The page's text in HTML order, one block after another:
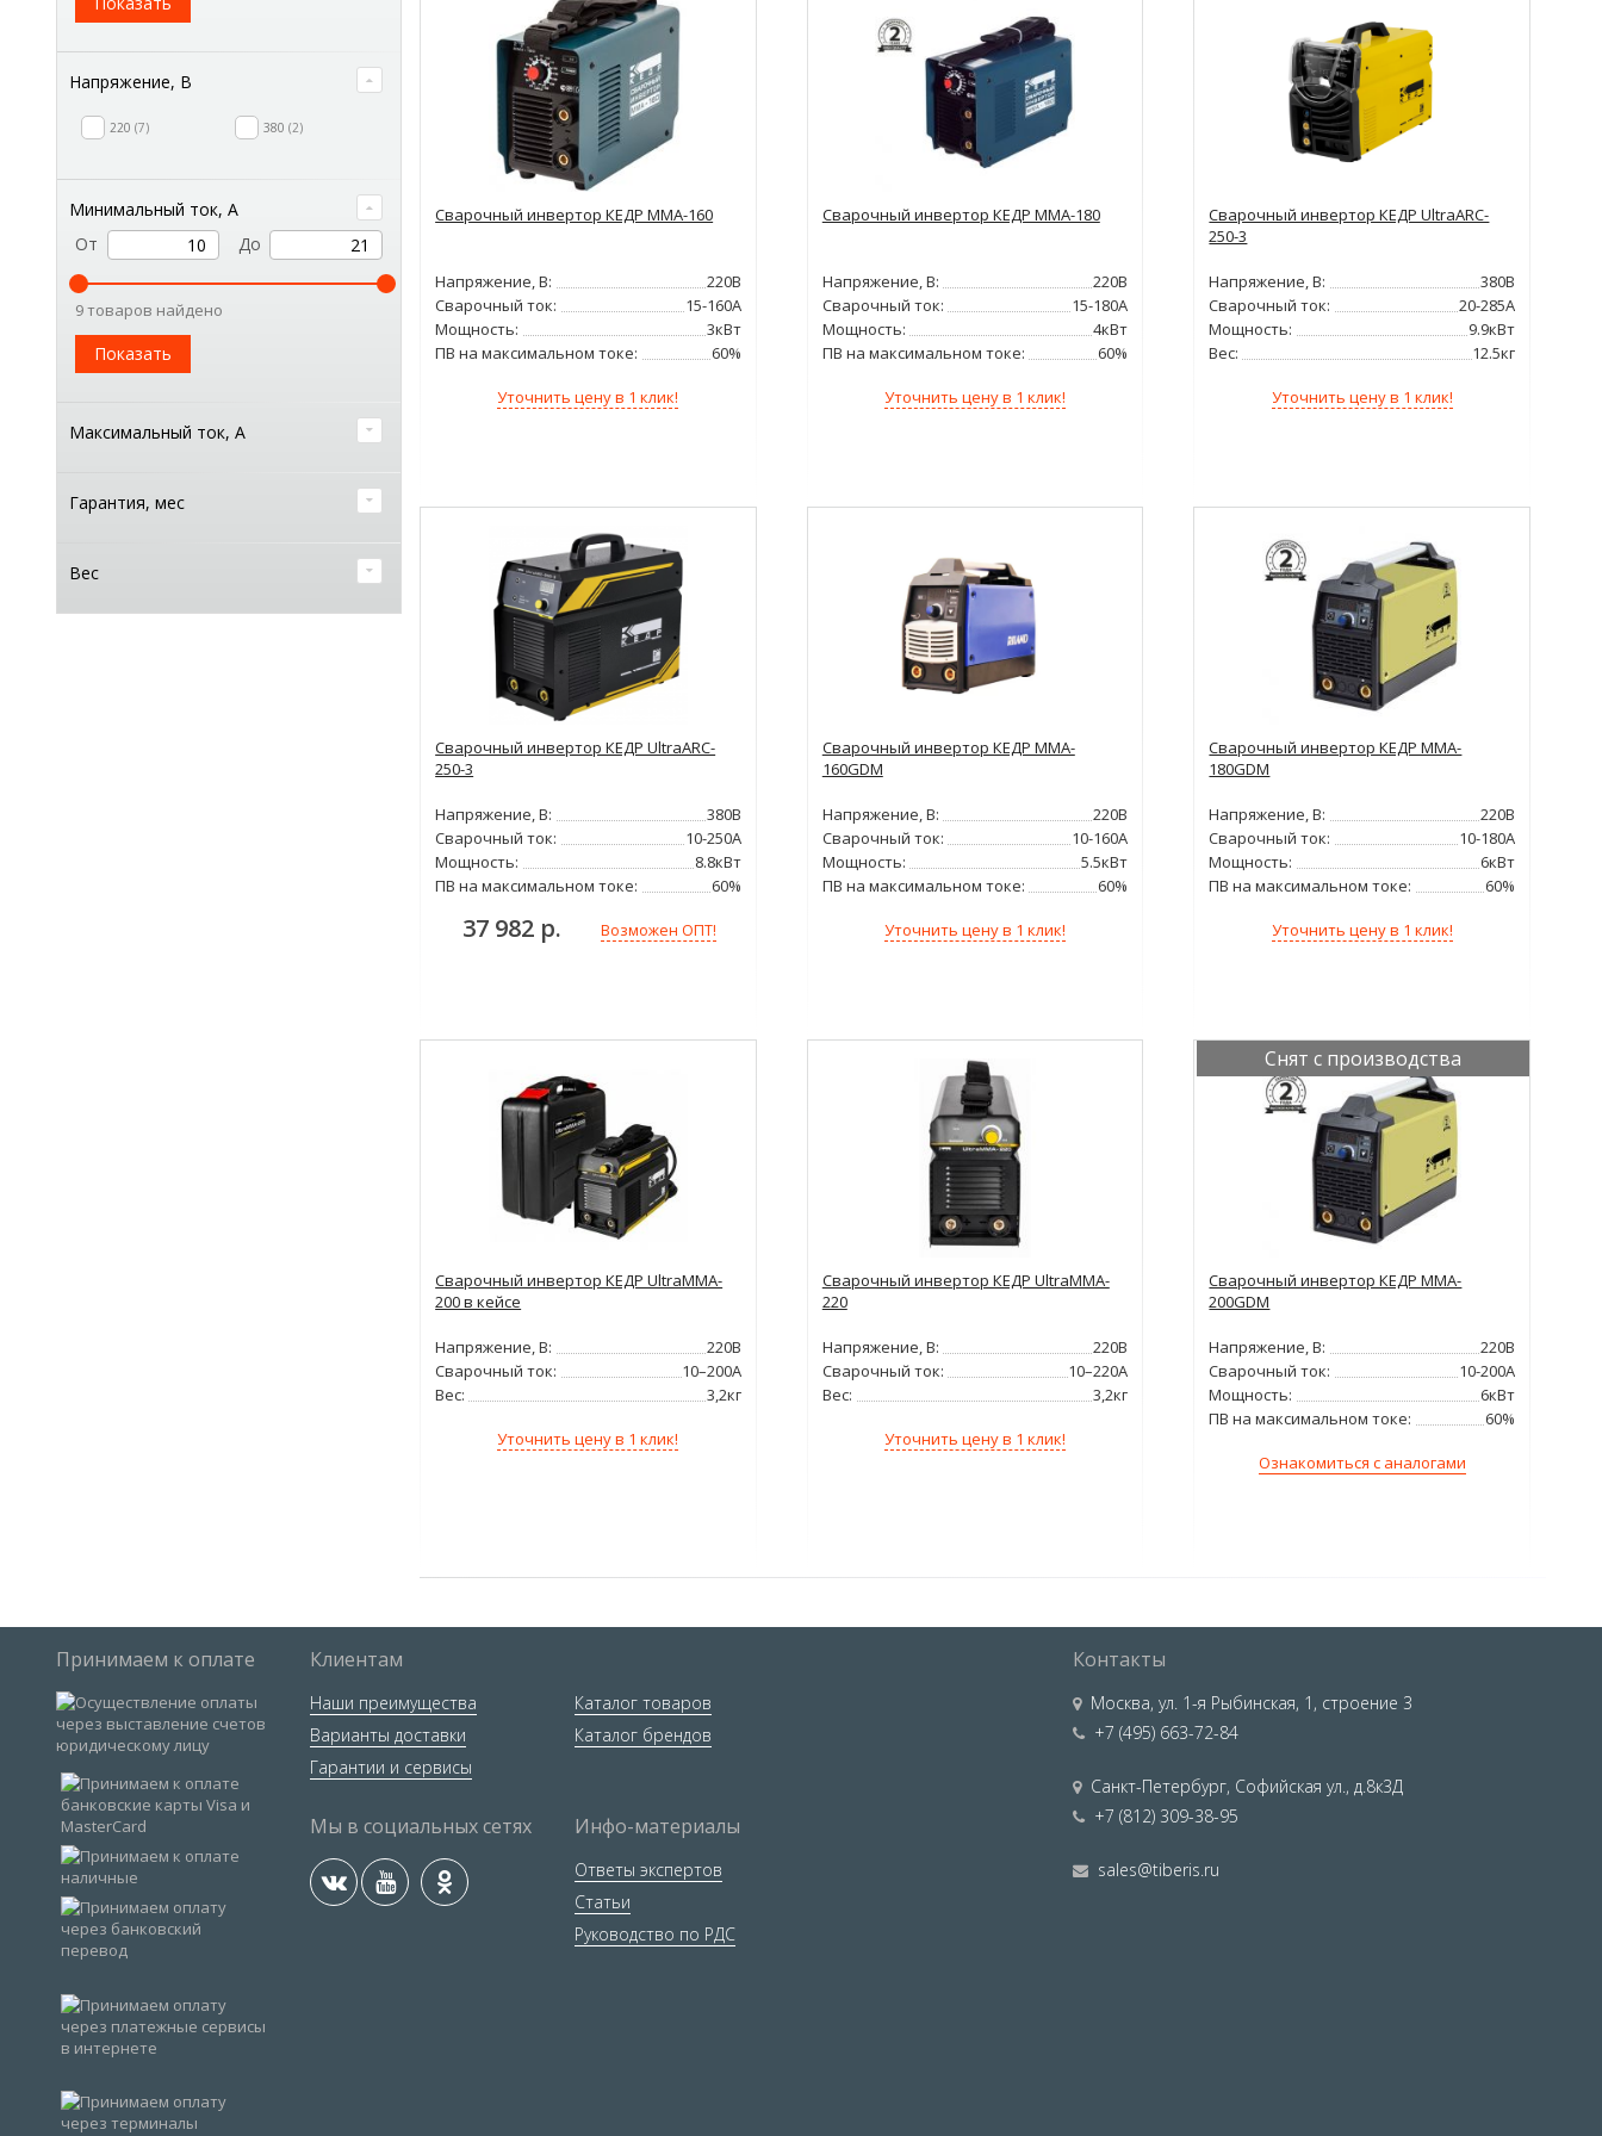
Сварочный инвертор КЕДР MMA-160
Напряжение, В:
220В
Сварочный ток:
15-160А
Мощность:
3кВт
ПВ на максимальном токе:
60%
Уточнить цену в 1 клик!
Сварочный инвертор КЕДР MMA-180
Напряжение, В:
220В
Сварочный ток:
15-180А
Мощность:
4кВт
ПВ на максимальном токе:
60%
Уточнить цену в 1 клик!
Сварочный инвертор КЕДР UltraARC-
250-3
Напряжение, В:
380В
Сварочный ток:
20-285А
Мощность:
9.9кВт
Вес:
12.5кг
Уточнить цену в 1 клик!
Сварочный инвертор КЕДР UltraARC-
250-3
Напряжение, В:
380В
Сварочный ток:
10-250А
Мощность:
8.8кВт
ПВ на максимальном токе:
60%
37 982 р. Возможен ОПТ!
Сварочный инвертор КЕДР MMA-
160GDM
Напряжение, В:
220В
Сварочный ток:
10-160А
Мощность:
5.5кВт
ПВ на максимальном токе:
60%
Уточнить цену в 1 клик!
Сварочный инвертор КЕДР MMA-
180GDM
Напряжение, В:
220В
Сварочный ток:
10-180А
Мощность:
6кВт
ПВ на максимальном токе:
60%
Уточнить цену в 1 клик!
Сварочный инвертор КЕДР UltraMMA-
200 в кейсе
Напряжение, В:
220В
Сварочный ток:
10–200А
Вес:
3,2кг
Уточнить цену в 1 клик!
Сварочный инвертор КЕДР UltraMMA-
220
Напряжение, В:
220В
Сварочный ток:
10–220А
Вес:
3,2кг
Уточнить цену в 1 клик!
Снят с производства
Сварочный инвертор КЕДР MMA-
200GDM
Напряжение, В:
220В
Сварочный ток:
10-200А
Мощность:
6кВт
ПВ на максимальном токе:
60%
Ознакомиться с аналогами
Напряжение, В
220 7 380 2
Минимальный ток, А
От
До
9 товаров найдено
Показать
Максимальный ток, А
Гарантия, мес
Вес
Принимаем к оплате Клиентам
Наши преимущества
Варианты доставки
Гарантии и сервисы
Каталог товаров
Каталог брендов
Мы в социальных сетях Инфо-материалы
Ответы экспертов
Статьи
Руководство по РДС
Контакты
Москва,ул. 1-я Рыбинская, 1, строение 3
+7 (495) 663-72-84
Санкт-Петербург, Софийская ул., д.8к3Д
+7 (812) 309-38-95
sales@tiberis.ru